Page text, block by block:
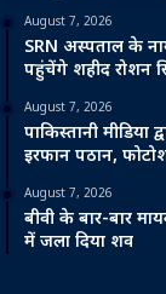
August 7, 2026
SRN अस्पताल के
पहुंचेंगे शहीद रोशन
August 7, 2026
पाकिस्तानी मीडिया
इरफान पठान,
August 7, 2026
बीवी के बार-बार
में जला दिया शव